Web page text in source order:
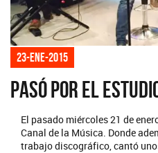
23-ene-2015
Pasó por el
El pasado miércoles 21 de
Canal de la Música. Donde
trabajo discográfico, cantó